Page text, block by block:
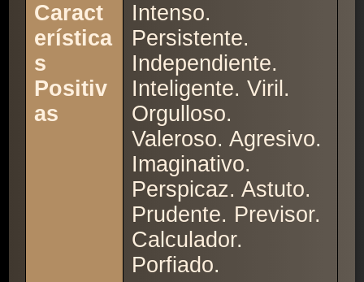
Caract
erística
s
Positiv
as
Intenso.
Persistente.
Independiente.
Inteligente. Viril.
Orgulloso.
Valeroso. Agresivo.
Imaginativo.
Perspicaz. Astuto.
Prudente. Previsor.
Calculador.
Porfiado.